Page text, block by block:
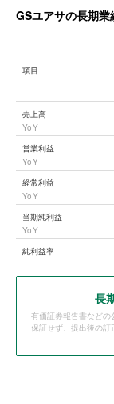
GSユアサの長期業
GSユアサ
項目
売上高
YoY
営業利益
YoY
経常利益
YoY
当期純利益
YoY
純利益率
長
有価証券報告書など
保証せず、提出後の